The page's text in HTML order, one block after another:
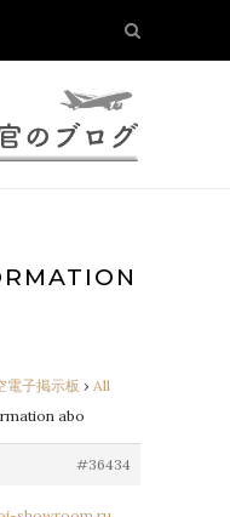
電子掲示板 › All
abo
#36434